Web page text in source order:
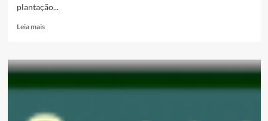
plantação...
Leia maisRead
[Projeto
Memória
de
Dona